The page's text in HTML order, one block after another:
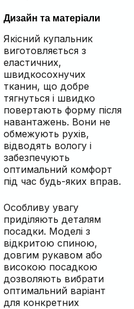
Дизайн та матеріали
Якісний купальник
виготовляється з
еластичних,
швидкосохнучих
тканин, що добре
тягнуться і швидко
повертають форму після
навантажень. Вони не
обмежують рухів,
відводять вологу і
забезпечують
оптимальний комфорт
під час будь-яких вправ.
Особливу увагу
приділяють деталям
посадки. Моделі з
відкритою спиною,
довгим рукавом або
високою посадкою
дозволяють вибрати
оптимальний варіант
для конкретних